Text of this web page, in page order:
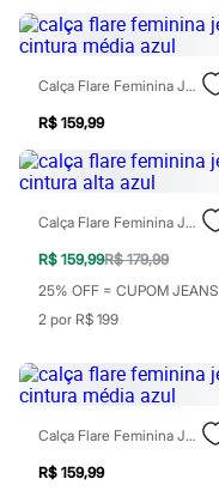
Calçados
Botas
Chinelos
Sapatos
Sandálias e Papetes
Tênis
Moda esportiva
Acessórios
Bermudas
Calças
Calçados
Regatas
Moda íntima
Cuecas
Pijamas
Moda praia
Personagens
Plus size
Blusas e Camisetas
Calças
Camisas
Calça Flare Feminina Jeans Cintura Média Azul
R$ 159,99
Calça Flare Feminina Jeans Cintura Alta Azul
R$ 159,99R$ 179,99
25% OFF = CUPOM JEANS
2 por R$ 199
Calça Flare Feminina Jeans Cintura Média Azul
R$ 159,99